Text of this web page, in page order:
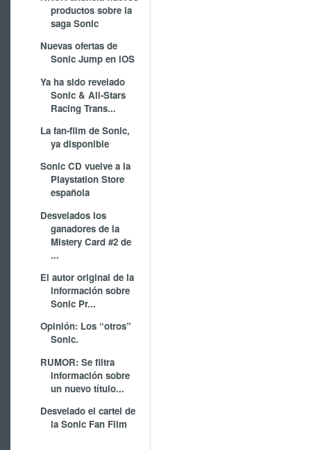
productos sobre la
saga Sonic
Nuevas ofertas de
Sonic Jump en iOS
Ya ha sido revelado
Sonic & All-Stars
Racing Trans...
La fan-film de Sonic,
ya disponible
Sonic CD vuelve a la
Playstation Store
española
Desvelados los
ganadores de la
Mistery Card #2 de
...
El autor original de la
información sobre
Sonic Pr...
Opinión: Los “otros”
Sonic.
RUMOR: Se filtra
información sobre
un nuevo título...
Desvelado el cartel de
la Sonic Fan Film